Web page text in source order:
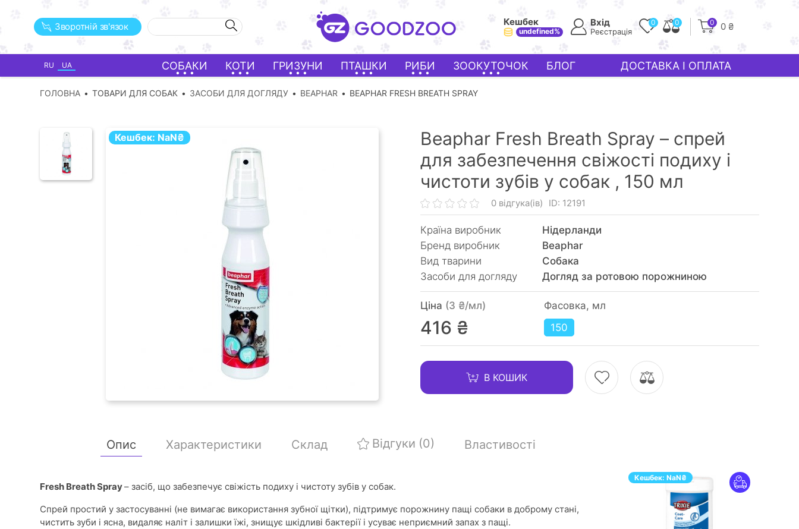
Зворотній зв'язок Кешбек
undefined%
Вхід
Реєстрація
0 0 0 0 ₴
RU UA СОБАКИ КОТИ ГРИЗУНИ ПТАШКИ РИБИ ЗООКУТОЧОК БЛОГ ДОСТАВКА І ОПЛАТА
ГОЛОВНА ТОВАРИ ДЛЯ СОБАК ЗАСОБИ ДЛЯ ДОГЛЯДУ BEAPHAR BEAPHAR FRESH BREATH SPRAY
Кешбек: NaN₴
Beaphar Fresh Breath Spray – спрей
для забезпечення свіжості подиху і
чистоти зубів у собак , 150 мл
0 відгука(ів) ID: 12191
Країна виробник
Нідерланди
Бренд виробник
Beaphar
Вид тварини
Собака
Засоби для догляду
Догляд за ротовою порожниною
Ціна (3 ₴/мл)
416 ₴
Фасовка, мл
150
В КОШИК
Опис Характеристики Склад Відгуки (0) Властивості
Fresh Breath Spray– засіб, що забезпечує свіжість подиху і чистоту зубів у собак.
Спрей простий у застосуванні (не вимагає використання зубної щітки), підтримує порожнину пащі собаки в доброму стані,
чистить зуби і ясна, видаляє наліт і залишки їжі, знищує шкідливі бактерії і усуває неприємний запах з пащі.
Кешбек: NaN₴